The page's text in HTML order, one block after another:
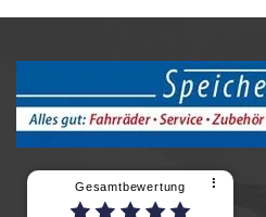
Gesamtbewertung ⠇